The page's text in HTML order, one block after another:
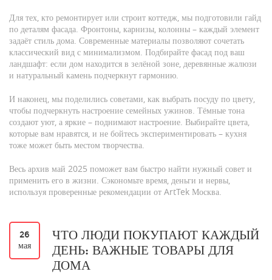
Для тех, кто ремонтирует или строит коттедж, мы подготовили гайд
по деталям фасада. Фронтоны, карнизы, колонны – каждый элемент
задаёт стиль дома. Современные материалы позволяют сочетать
классический вид с минимализмом. Подбирайте фасад под ваш
ландшафт: если дом находится в зелёной зоне, деревянные жалюзи
и натуральный камень подчеркнут гармонию.
И наконец, мы поделились советами, как выбрать посуду по цвету,
чтобы подчеркнуть настроение семейных ужинов. Тёмные тона
создают уют, а яркие – поднимают настроение. Выбирайте цвета,
которые вам нравятся, и не бойтесь экспериментировать – кухня
тоже может быть местом творчества.
Весь архив май 2025 поможет вам быстро найти нужный совет и
применить его в жизни. Сэкономьте время, деньги и нервы,
используя проверенные рекомендации от ArtTek Москва.
26
мая
ЧТО ЛЮДИ ПОКУПАЮТ КАЖДЫЙ
ДЕНЬ: ВАЖНЫЕ ТОВАРЫ ДЛЯ
ДОМА